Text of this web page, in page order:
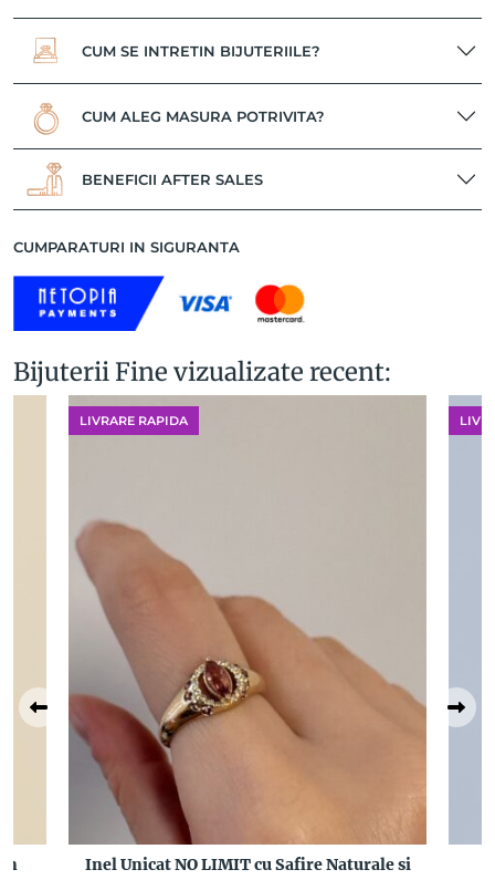
CUM SE INTRETIN BIJUTERIILE?
CUM ALEG MASURA POTRIVITA?
BENEFICII AFTER SALES
CUMPARATURI IN SIGURANTA
Bijuterii Fine vizualizate recent:
LIVRARE RAPIDA
Inel Unicat NO LIMIT cu Safire Naturale si